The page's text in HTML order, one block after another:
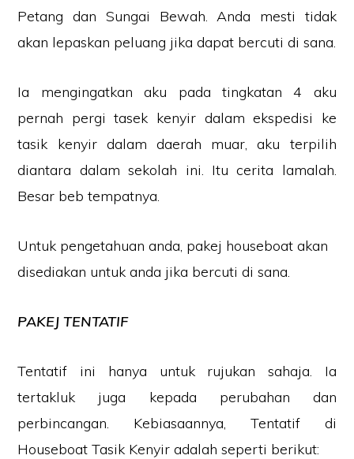
Petang dan Sungai Bewah. Anda mesti tidak
akan lepaskan peluang jika dapat bercuti di sana.
Ia mengingatkan aku pada tingkatan 4 aku
pernah pergi tasek kenyir dalam ekspedisi ke
tasik kenyir dalam daerah muar, aku terpilih
diantara dalam sekolah ini. Itu cerita lamalah.
Besar beb tempatnya.
Untuk pengetahuan anda, pakej houseboat akan
disediakan untuk anda jika bercuti di sana.
PAKEJ TENTATIF
Tentatif ini hanya untuk rujukan sahaja. Ia
tertakluk juga kepada perubahan dan
perbincangan. Kebiasaannya, Tentatif di
Houseboat Tasik Kenyir adalah seperti berikut: